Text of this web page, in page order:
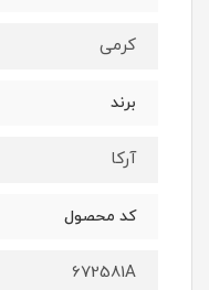
کرمی
برند
آرکا
کد محصول
672581A